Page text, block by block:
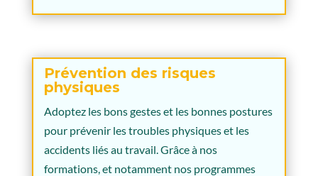
Prévention des risques
physiques
Adoptez les bons gestes et les bonnes postures
pour prévenir les troubles physiques et les
accidents liés au travail. Grâce à nos
formations, et notamment nos programmes